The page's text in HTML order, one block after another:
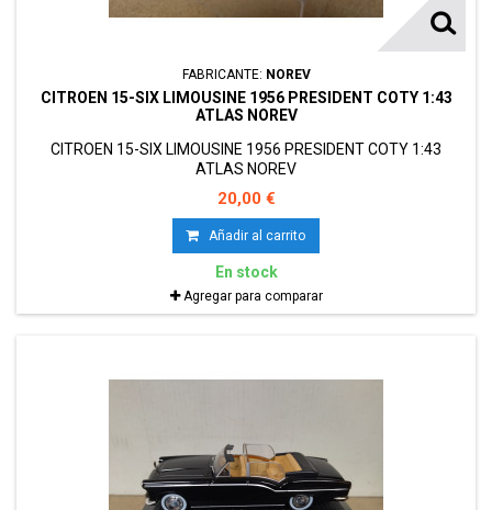
FABRICANTE: NOREV
CITROEN 15-SIX LIMOUSINE 1956 PRESIDENT COTY 1:43
ATLAS NOREV
CITROEN 15-SIX LIMOUSINE 1956 PRESIDENT COTY 1:43
ATLAS NOREV
20,00 €
Añadir al carrito
En stock
Agregar para comparar